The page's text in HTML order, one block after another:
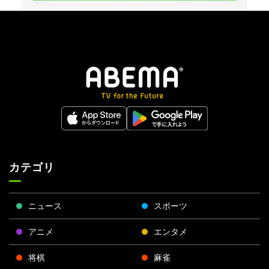
カテゴリ
ニュース スポーツ
アニメ エンタメ
将棋 麻雀